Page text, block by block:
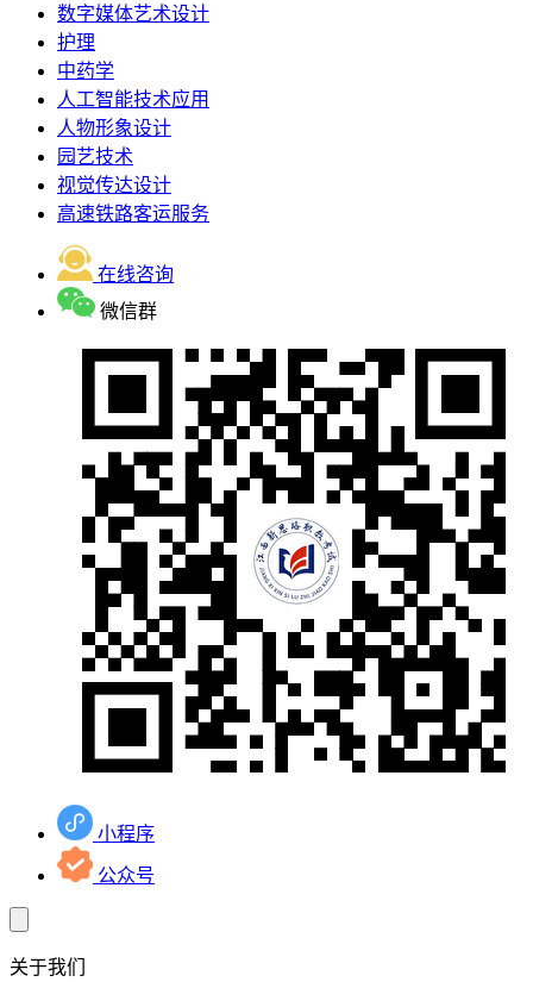
数字媒体艺术设计
护理
中药学
人工智能技术应用
人物形象设计
园艺技术
视觉传达设计
高速铁路客运服务
在线咨询
微信群
小程序
公众号
关于我们